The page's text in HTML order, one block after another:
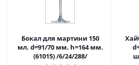
Бокал для мартини 150
мл. d=91/70 мм. h=164 мм.
(61015) /6/24/288/